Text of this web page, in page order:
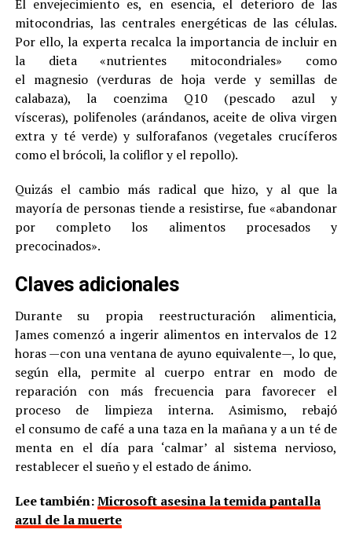
El envejecimiento es, en esencia, el deterioro de las
mitocondrias, las centrales energéticas de las células.
Por ello, la experta recalca la importancia de incluir en
la dieta «nutrientes mitocondriales» como
el magnesio (verduras de hoja verde y semillas de
calabaza), la coenzima Q10 (pescado azul y
vísceras), polifenoles (arándanos, aceite de oliva virgen
extra y té verde) y sulforafanos (vegetales crucíferos
como el brócoli, la coliflor y el repollo).
Quizás el cambio más radical que hizo, y al que la
mayoría de personas tiende a resistirse, fue «abandonar
por completo los alimentos procesados ​​y
precocinados».
Claves adicionales
Durante su propia reestructuración alimenticia,
James comenzó a ingerir alimentos en intervalos de 12
horas —con una ventana de ayuno equivalente—, lo que,
según ella, permite al cuerpo entrar en modo de
reparación con más frecuencia para favorecer el
proceso de limpieza interna. Asimismo, rebajó
el consumo de café a una taza en la mañana y a un té de
menta en el día para ‘calmar’ al sistema nervioso,
restablecer el sueño y el estado de ánimo.
Lee también:Microsoft asesina la temida pantalla
azul de la muerte